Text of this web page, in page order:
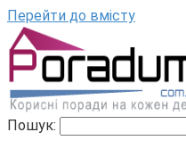
Перейти до вмісту
Пошук: